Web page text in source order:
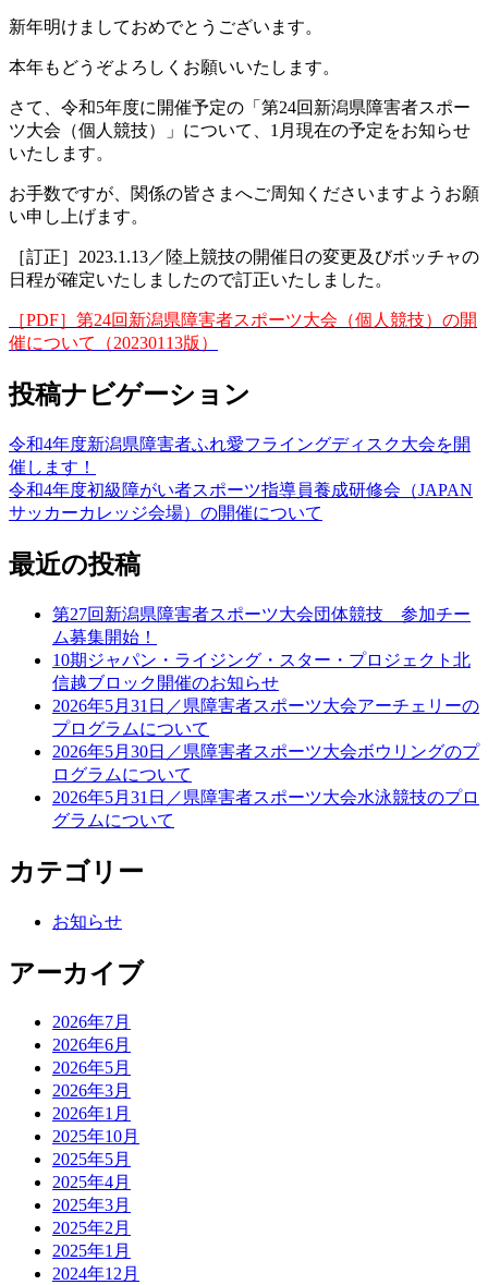
新年明けましておめでとうございます。
本年もどうぞよろしくお願いいたします。
さて、令和5年度に開催予定の「第24回新潟県障害者スポー
ツ大会（個人競技）」について、1月現在の予定をお知らせ
いたします。
お手数ですが、関係の皆さまへご周知くださいますようお願
い申し上げます。
［訂正］2023.1.13／陸上競技の開催日の変更及びボッチャの
日程が確定いたしましたので訂正いたしました。
［PDF］第24回新潟県障害者スポーツ大会（個人競技）の開
催について（20230113版）
投稿ナビゲーション
令和4年度新潟県障害者ふれ愛フライングディスク大会を開
催します！
令和4年度初級障がい者スポーツ指導員養成研修会（JAPAN
サッカーカレッジ会場）の開催について
最近の投稿
第27回新潟県障害者スポーツ大会団体競技 参加チー
ム募集開始！
10期ジャパン・ライジング・スター・プロジェクト北
信越ブロック開催のお知らせ
2026年5月31日／県障害者スポーツ大会アーチェリーの
プログラムについて
2026年5月30日／県障害者スポーツ大会ボウリングのプ
ログラムについて
2026年5月31日／県障害者スポーツ大会水泳競技のプロ
グラムについて
カテゴリー
お知らせ
アーカイブ
2026年7月
2026年6月
2026年5月
2026年3月
2026年1月
2025年10月
2025年5月
2025年4月
2025年3月
2025年2月
2025年1月
2024年12月